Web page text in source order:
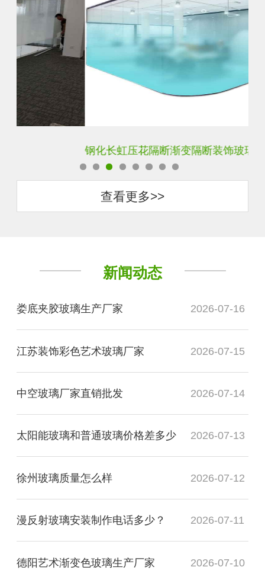
钢化长虹压花隔断渐变隔断装饰玻璃
查看更多>>
新闻动态
娄底夹胶玻璃生产厂家 2026-07-16
江苏装饰彩色艺术玻璃厂家 2026-07-15
中空玻璃厂家直销批发 2026-07-14
太阳能玻璃和普通玻璃价格差多少 2026-07-13
徐州玻璃质量怎么样 2026-07-12
漫反射玻璃安装制作电话多少？ 2026-07-11
德阳艺术渐变色玻璃生产厂家 2026-07-10